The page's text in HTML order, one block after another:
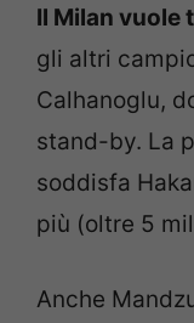
Il Milan vuole
gli altri
Calhanoglu,
stand-by. La
soddisfa
più (oltre 5
Anche